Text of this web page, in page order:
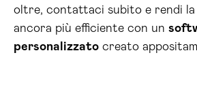
oltre, contattaci subito e rendi
ancora più efficiente con un
personalizzato creato